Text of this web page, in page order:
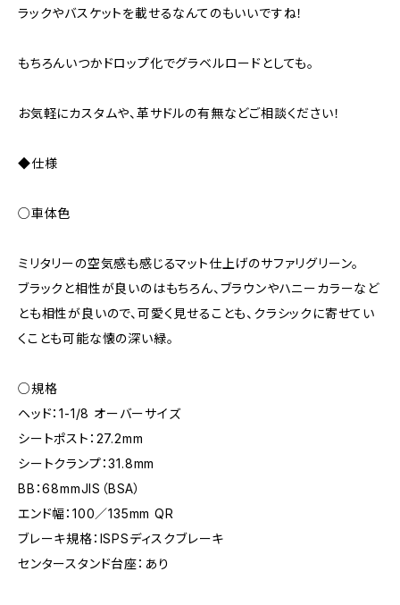
ラックやバスケットを載せるなんてのもいいですね！
もちろんいつかドロップ化でグラベルロードとしても。
お気軽にカスタムや、革サドルの有無などご相談ください！
◆仕様
○車体色
ミリタリーの空気感も感じるマット仕上げのサファリグリーン。
ブラックと相性が良いのはもちろん、ブラウンやハニーカラーなど
とも相性が良いので、可愛く見せることも、クラシックに寄せてい
くことも可能な懐の深い緑。
○規格
ヘッド：1-1/8 オーバーサイズ
シートポスト：27.2mm
シートクランプ：31.8mm
BB：68mmJIS（BSA）
エンド幅：100／135mm QR
ブレーキ規格：ISPSディスクブレーキ
センタースタンド台座：あり